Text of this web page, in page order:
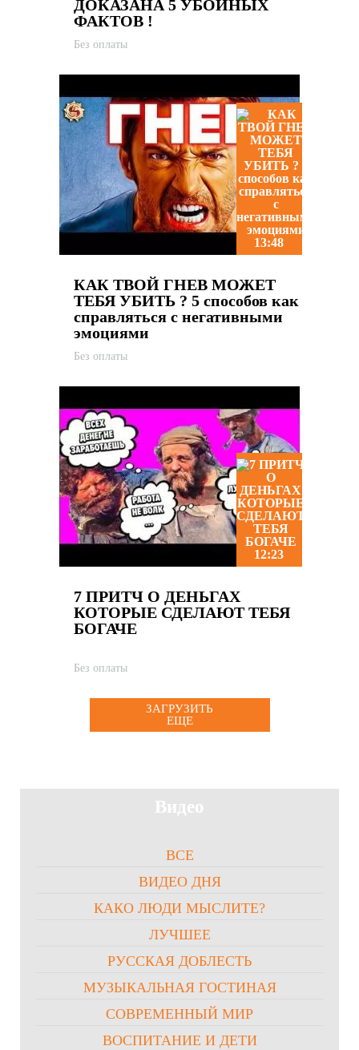
ДОКАЗАНА 5 УБОЙНЫХ
ФАКТОВ !
Без оплаты
13:48
КАК ТВОЙ ГНЕВ МОЖЕТ
ТЕБЯ УБИТЬ ? 5 способов как
справляться с негативными
эмоциями
Без оплаты
12:23
7 ПРИТЧ О ДЕНЬГАХ
КОТОРЫЕ СДЕЛАЮТ ТЕБЯ
БОГАЧЕ
Без оплаты
ЗАГРУЗИТЬ
ЕЩЕ
Видео
ВСЕ
ВИДЕО ДНЯ
КАКО ЛЮДИ МЫСЛИТЕ?
ЛУЧШЕЕ
РУССКАЯ ДОБЛЕСТЬ
МУЗЫКАЛЬНАЯ ГОСТИНАЯ
СОВРЕМЕННЫЙ МИР
ВОСПИТАНИЕ И ДЕТИ